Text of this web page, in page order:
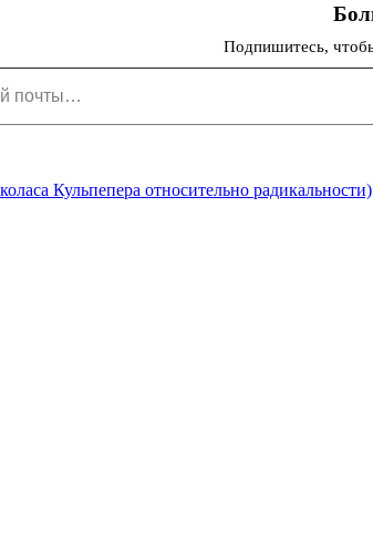
Подпишитесь,
Кульпепера относительно радикальности)